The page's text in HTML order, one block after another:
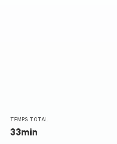
TEMPS TOTAL
33min